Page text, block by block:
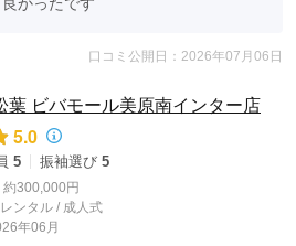
口コミ公開日：2026年07月06日
葉 ビバモール美原南インター店
5.0
5 振袖選び 5
約300,000円
レンタル / 成人式
年06月